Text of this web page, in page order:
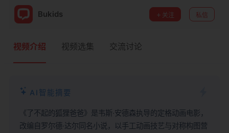
Bukids 关注 私信
视频介绍 视频选集 交流讨论
AI智能摘要
《了不起的狐狸爸爸》是韦斯·安德森执导的定格动画电影，
改编自罗尔德·达尔同名小说，以手工动画技艺与对称构图营